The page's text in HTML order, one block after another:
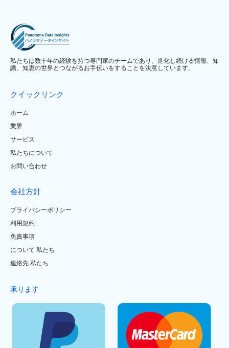
私たちは数十年の経験を持つ専門家のチームであり、進化し続ける情報、知
識、知恵の世界とつながるお手伝いをすることを決意しています。
クイックリンク
ホーム
業界
サービス
私たちについて
お問い合わせ
会社方針
プライバシーポリシー
利用規約
免責事項
について 私たち
連絡先 私たち
承ります